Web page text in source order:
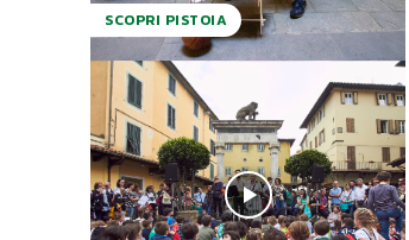
SCOPRI PISTOIA